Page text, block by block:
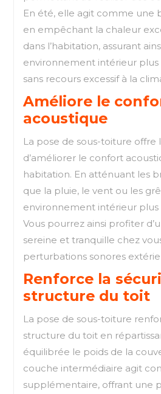
En été, elle agit comme une
en empêchant la chaleur
dans l’habitation, assurant
environnement intérieur
sans recours excessif à la
Améliore le
acoustique
La pose de sous-toiture offre
d’améliorer le confort
habitation. En atténuant les
que la pluie, le vent ou les
environnement intérieur plus
Vous pourrez ainsi profiter
sereine et tranquille chez
perturbations sonores
Renforce la
structure du toit
La pose de sous-toiture
structure du toit en
équilibrée le poids de la
couche intermédiaire agit
supplémentaire, offrant une